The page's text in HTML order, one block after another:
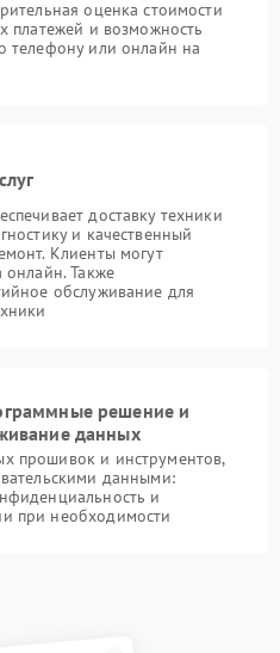
оценка стоимости
платежей и возможность
телефону или онлайн на
доставку техники
и качественный
Клиенты могут
онлайн. Также
обслуживание для
решение и
данных
прошивок и инструментов,
данными:
и
при необходимости